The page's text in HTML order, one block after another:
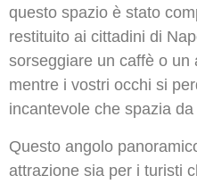
questo spazio è stato
restituito ai cittadini di
sorseggiare un caffè o un
mentre i vostri occhi si
incantevole che spazia
Questo angolo
attrazione sia per i turisti